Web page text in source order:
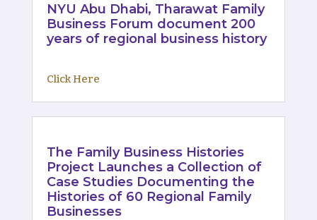
NYU Abu Dhabi, Tharawat Family
Business Forum document 200
years of regional business history
Click Here
The Family Business Histories
Project Launches a Collection of
Case Studies Documenting the
Histories of 60 Regional Family
Businesses